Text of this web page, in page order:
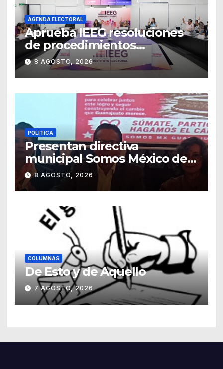
AGENDA ELECTORAL
Aprueba IEEG resoluciones
de procedimientos
sancionadores
8 AGOSTO, 2026
POLÍTICA
Presentan directiva
municipal Somos México de
Guanajuato
8 AGOSTO, 2026
COLUMNAS
De Esto y de Aquello
7 AGOSTO, 2026